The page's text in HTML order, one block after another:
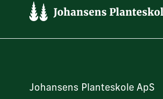
Johansens Planteskole ApS